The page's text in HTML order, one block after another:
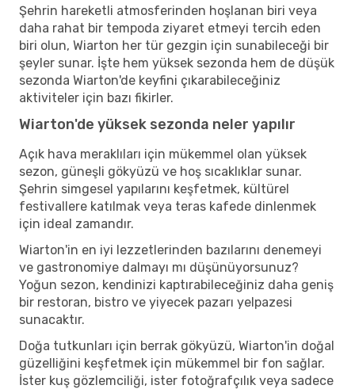
Şehrin hareketli atmosferinden hoşlanan biri veya
daha rahat bir tempoda ziyaret etmeyi tercih eden
biri olun, Wiarton her tür gezgin için sunabileceği bir
şeyler sunar. İşte hem yüksek sezonda hem de düşük
sezonda Wiarton'de keyfini çıkarabileceğiniz
aktiviteler için bazı fikirler.
Wiarton'de yüksek sezonda neler yapılır
Açık hava meraklıları için mükemmel olan yüksek
sezon, güneşli gökyüzü ve hoş sıcaklıklar sunar.
Şehrin simgesel yapılarını keşfetmek, kültürel
festivallere katılmak veya teras kafede dinlenmek
için ideal zamandır.
Wiarton'in en iyi lezzetlerinden bazılarını denemeyi
ve gastronomiye dalmayı mı düşünüyorsunuz?
Yoğun sezon, kendinizi kaptırabileceğiniz daha geniş
bir restoran, bistro ve yiyecek pazarı yelpazesi
sunacaktır.
Doğa tutkunları için berrak gökyüzü, Wiarton'in doğal
güzelliğini keşfetmek için mükemmel bir fon sağlar.
İster kuş gözlemciliği, ister fotoğrafçılık veya sadece